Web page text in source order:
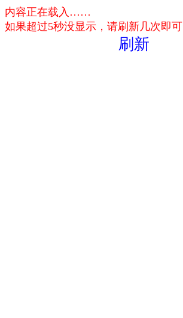
内容正在载入……
如果超过5秒没显示，请刷新几次即可
刷新